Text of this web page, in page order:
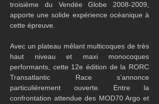
troisième du Vendée Globe 2008-2009,
apporte une solide expérience océanique à
cette épreuve.
Avec un plateau mêlant multicoques de très
haut niveau et maxi monocoques
performants, cette 12e édition de la RORC
Transatlantic Race s’annonce
particulièrement ouverte. Entre la
confrontation attendue des MOD70 Argo et